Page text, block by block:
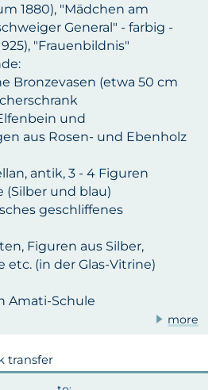
1880), "Mädchen am
General" - farbig -
"Frauenbildnis"
Bronzevasen (etwa 50 cm
und
aus Rosen- und Ebenholz
antik, 3 - 4 Figuren
(Silber und blau)
geschliffenes
Figuren aus Silber,
etc. (in der Glas-Vitrine)
Amati-Schule
more
transfer